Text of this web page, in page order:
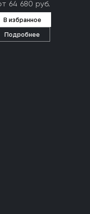
64 680 руб.
В избранное
Подробнее